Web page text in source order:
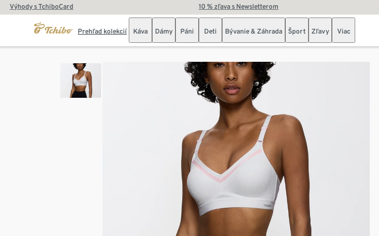
Výhody s TchiboCard 10 % zľava s Newsletterom
Prehľad kolekcií Káva Dámy Páni Deti Bývanie & Záhrada Šport Zľavy Viac